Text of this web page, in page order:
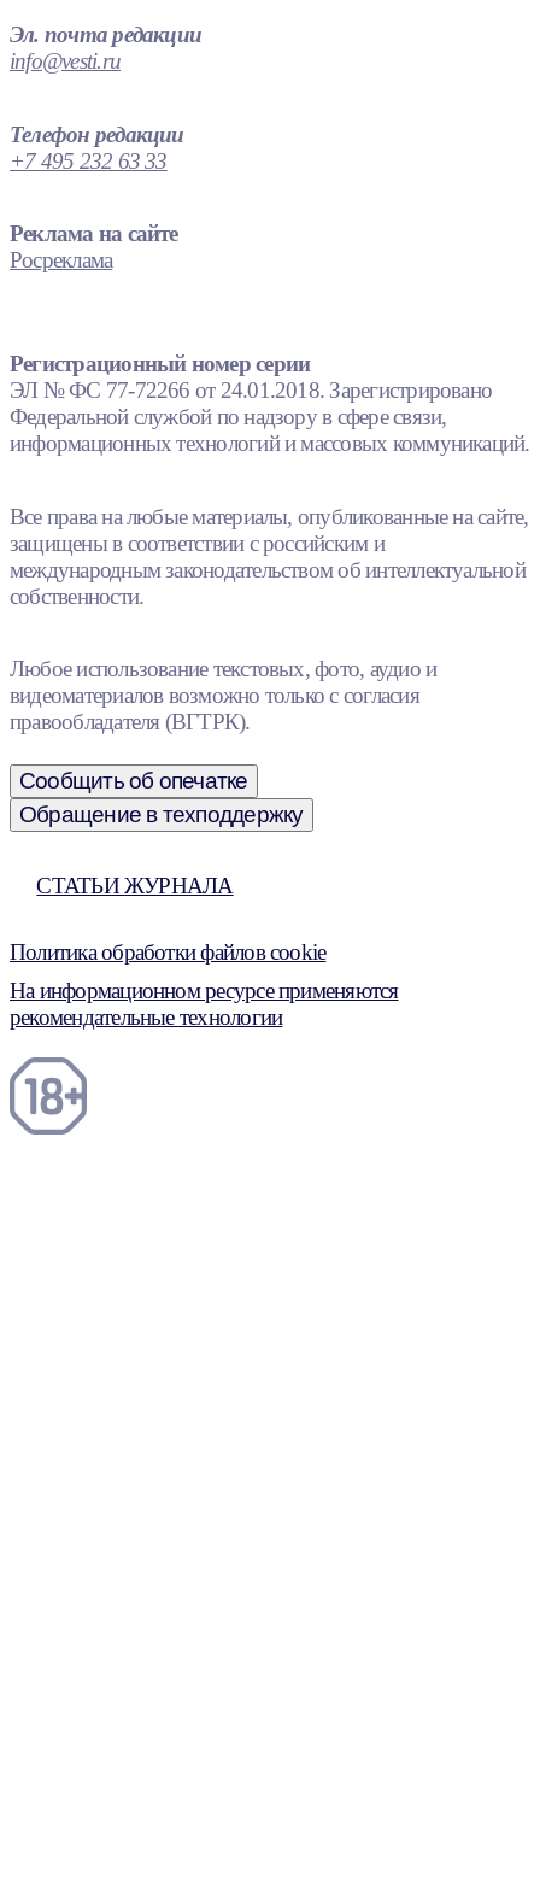
Эл. почта редакции
info@vesti.ru
Телефон редакции
+7 495 232 63 33
Реклама на сайте
Росреклама
Регистрационный номер серии
ЭЛ № ФС 77-72266 от 24.01.2018. Зарегистрировано
Федеральной службой по надзору в сфере связи,
информационных технологий и массовых коммуникаций.
Все права на любые материалы, опубликованные на сайте,
защищены в соответствии с российским и
международным законодательством об интеллектуальной
собственности.
Любое использование текстовых, фото, аудио и
видеоматериалов возможно только с согласия
правообладателя (ВГТРК).
Сообщить об опечатке
Обращение в техподдержку
СТАТЬИ ЖУРНАЛА
Политика обработки файлов cookie
На информационном ресурсе применяются
рекомендательные технологии